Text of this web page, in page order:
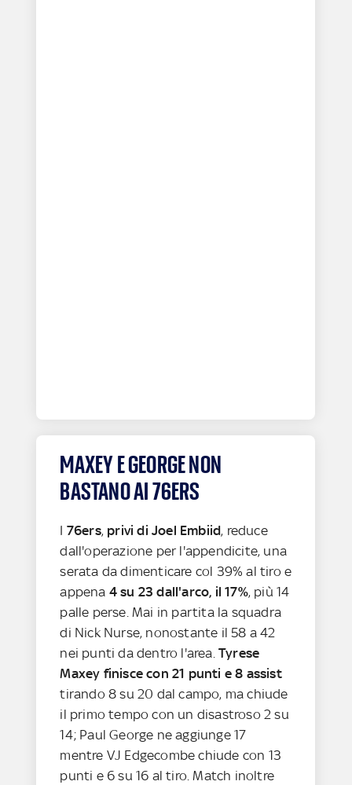
MAXEY E GEORGE NON
BASTANO AI 76ERS
I 76ers, privi di Joel Embiid, reduce
dall'operazione per l'appendicite, una
serata da dimenticare col 39% al tiro e
appena 4 su 23 dall'arco, il 17%, più 14
palle perse. Mai in partita la squadra
di Nick Nurse, nonostante il 58 a 42
nei punti da dentro l'area.Tyrese
Maxey finisce con 21 punti e 8 assist
tirando 8 su 20 dal campo, ma chiude
il primo tempo con un disastroso 2 su
14; Paul George ne aggiunge 17
mentre VJ Edgecombe chiude con 13
punti e 6 su 16 al tiro. Match inoltre